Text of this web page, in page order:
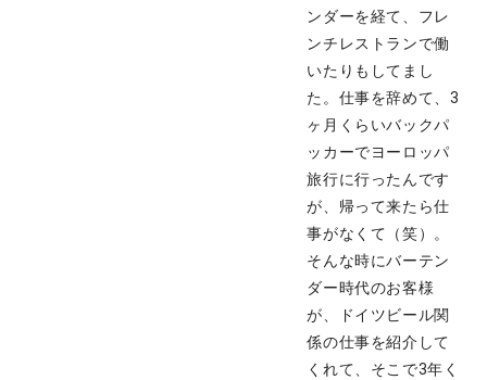
ンダーを経て、フレ
ンチレストランで働
いたりもしてまし
た。仕事を辞めて、3
ヶ月くらいバックパ
ッカーでヨーロッパ
旅行に行ったんです
が、帰って来たら仕
事がなくて（笑）。
そんな時にバーテン
ダー時代のお客様
が、ドイツビール関
係の仕事を紹介して
くれて、そこで3年く